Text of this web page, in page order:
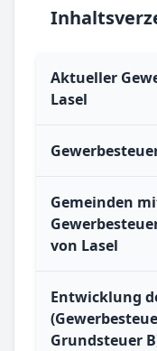
Aktueller
Lasel
Gemeinden
von Lasel
Entwicklung
Grundsteuer